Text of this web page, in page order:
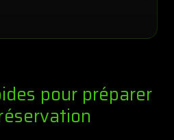
pour préparer